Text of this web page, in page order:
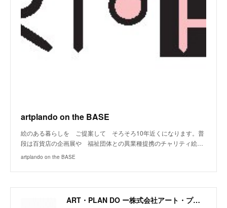
artplando on the BASE
絵のある暮らしを ご提案して そろそろ10年近くになります。普
段は百貨店の企画展や 福祉団体との異業種提携のチャリティ絵…
artplando on the BASE
ART・PLAN DO ー株式会社アート・プランドゥー